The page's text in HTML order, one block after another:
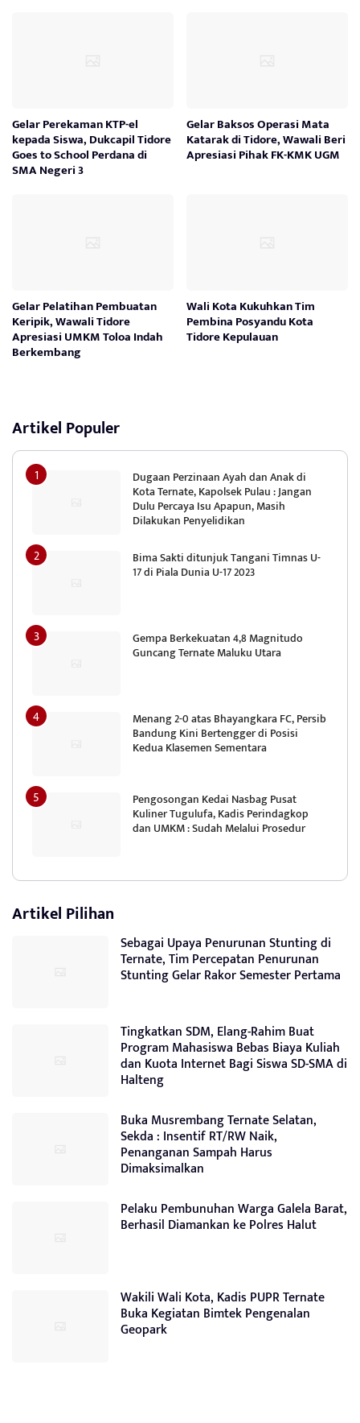
Gelar Perekaman KTP-el
kepada Siswa, Dukcapil Tidore
Goes to School Perdana di
SMA Negeri 3
Gelar Baksos Operasi Mata
Katarak di Tidore, Wawali Beri
Apresiasi Pihak FK-KMK UGM
Gelar Pelatihan Pembuatan
Keripik, Wawali Tidore
Apresiasi UMKM Toloa Indah
Berkembang
Wali Kota Kukuhkan Tim
Pembina Posyandu Kota
Tidore Kepulauan
Artikel Populer
Dugaan Perzinaan Ayah dan Anak di
Kota Ternate, Kapolsek Pulau : Jangan
Dulu Percaya Isu Apapun, Masih
Dilakukan Penyelidikan
Bima Sakti ditunjuk Tangani Timnas U-
17 di Piala Dunia U-17 2023
Gempa Berkekuatan 4,8 Magnitudo
Guncang Ternate Maluku Utara
Menang 2-0 atas Bhayangkara FC, Persib
Bandung Kini Bertengger di Posisi
Kedua Klasemen Sementara
Pengosongan Kedai Nasbag Pusat
Kuliner Tugulufa, Kadis Perindagkop
dan UMKM : Sudah Melalui Prosedur
Artikel Pilihan
Sebagai Upaya Penurunan Stunting di
Ternate, Tim Percepatan Penurunan
Stunting Gelar Rakor Semester Pertama
Tingkatkan SDM, Elang-Rahim Buat
Program Mahasiswa Bebas Biaya Kuliah
dan Kuota Internet Bagi Siswa SD-SMA di
Halteng
Buka Musrembang Ternate Selatan,
Sekda : Insentif RT/RW Naik,
Penanganan Sampah Harus
Dimaksimalkan
Pelaku Pembunuhan Warga Galela Barat,
Berhasil Diamankan ke Polres Halut
Wakili Wali Kota, Kadis PUPR Ternate
Buka Kegiatan Bimtek Pengenalan
Geopark